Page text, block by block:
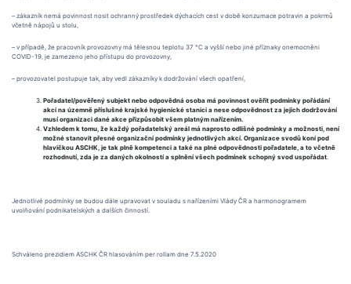
– zákazník nemá povinnost nosit ochranný prostředek dýchacích cest v době konzumace potravin a pokrmů
včetně nápojů u stolu,
– v případě, že pracovník provozovny má tělesnou teplotu 37 °C a vyšší nebo jiné příznaky onemocněni
COVID-19, je zamezeno jeho přístupu do provozovny,
– provozovatel postupuje tak, aby vedl zákazníky k dodržování všech opatření,
Pořadatel/pověřený subjekt nebo odpovědná osoba má povinnost ověřit podmínky pořádání
akcí na územně příslušné krajské hygienické stanici a nese odpovědnost za jejich dodržování
musí organizaci dané akce přizpůsobit všem platným nařízením.
Vzhledem k tomu, že každý pořadatelský areál má naprosto odlišné podmínky a možnosti, není
možné stanovit přesné organizační podmínky jednotlivých akcí. Organizace svodů koní pod
hlavičkou ASCHK, je tak plně kompetenci a také na plné odpovědnosti pořadatele, a to včetně
rozhodnutí, zda je za daných okolností a splnění všech podmínek schopný svod uspořádat.
Jednotlivé podmínky se budou dále upravovat v souladu s nařízeními Vlády ČR a harmonogramem
uvolňování podnikatelských a dalších činností.
Schváleno prezidiem ASCHK ČR hlasováním per rollam dne 7.5.2020